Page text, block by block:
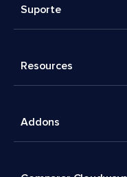
Suporte
Resources
Addons